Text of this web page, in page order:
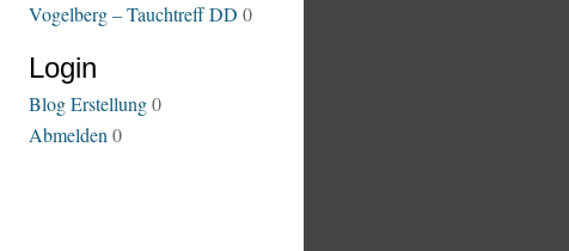
Vogelberg – Tauchtreff DD 0
Login
Blog Erstellung0
Abmelden 0